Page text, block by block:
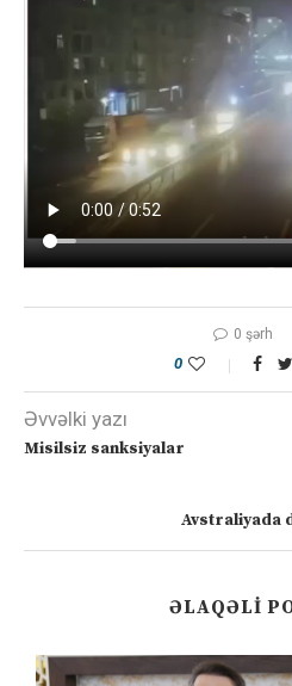
0 şərh
0
Əvvəlki yazı
Misilsiz sanksiyalar
Avstraliyada
ƏLAQƏLI